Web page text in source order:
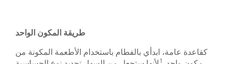
طريقة المكون الواحد
كقاعدة عامة، ابدأي بالفطام باستخدام الأطعمة المكونة من
1